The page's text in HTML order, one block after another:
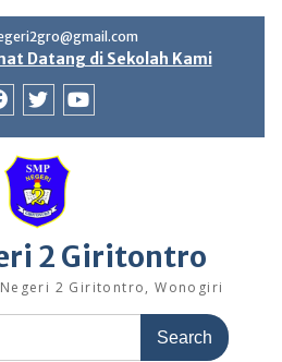
Datang di Sekolah Kami
2 Giritontro
2 Giritontro, Wonogiri